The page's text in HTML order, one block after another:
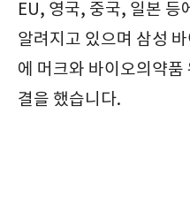
EU, 영국, 중국, 일본 등
알려지고 있으며 삼성
에 머크와 바이오의약품
결을 했습니다.